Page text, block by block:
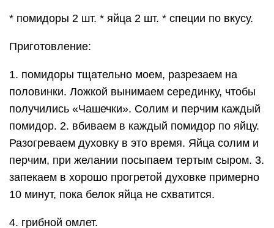
* помидоры 2 шт. * яйца 2 шт. * специи по вкусу.
Приготовление:
1. помидоры тщательно моем, разрезаем на
половинки. Ложкой вынимаем серединку, чтобы
получились «Чашечки». Солим и перчим каждый
помидор. 2. вбиваем в каждый помидор по яйцу.
Разогреваем духовку в это время. Яйца солим и
перчим, при желании посыпаем тертым сыром. 3.
запекаем в хорошо прогретой духовке примерно
10 минут, пока белок яйца не схватится.
4. грибной омлет.